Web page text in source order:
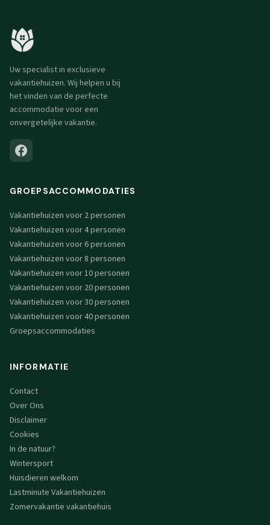
Uw specialist in exclusieve
vakantiehuizen. Wij helpen u bij
het vinden van de perfecte
accommodatie voor een
onvergetelijke vakantie.
GROEPSACCOMMODATIES
Vakantiehuizen voor 2 personen
Vakantiehuizen voor 4 personen
Vakantiehuizen voor 6 personen
Vakantiehuizen voor 8 personen
Vakantiehuizen voor 10 personen
Vakantiehuizen voor 20 personen
Vakantiehuizen voor 30 personen
Vakantiehuizen voor 40 personen
Groepsaccommodaties
INFORMATIE
Contact
Over Ons
Disclaimer
Cookies
In de natuur?
Wintersport
Huisdieren welkom
Lastminute Vakantiehuizen
Zomervakantie vakantiehuis